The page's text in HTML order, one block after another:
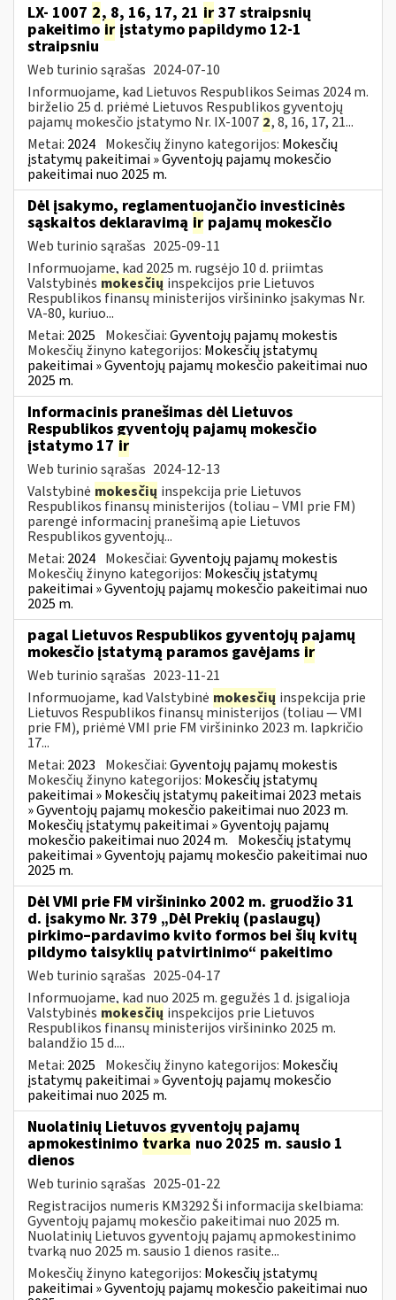
LX- 1007 2, 8, 16, 17, 21 ir 37 straipsnių
pakeitimo ir įstatymo papildymo 12-1
straipsniu
Web turinio sąrašas 2024-07-10
Informuojame, kad Lietuvos Respublikos Seimas 2024 m.
birželio 25 d. priėmė Lietuvos Respublikos gyventojų
pajamų mokesčio įstatymo Nr. IX-1007 2, 8, 16, 17, 21...
Metai: 2024 Mokesčių žinyno kategorijos: Mokesčių
įstatymų pakeitimai » Gyventojų pajamų mokesčio
pakeitimai nuo 2025 m.
Dėl įsakymo, reglamentuojančio investicinės
sąskaitos deklaravimą ir pajamų mokesčio
Web turinio sąrašas 2025-09-11
Informuojame, kad 2025 m. rugsėjo 10 d. priimtas
Valstybinės mokesčių inspekcijos prie Lietuvos
Respublikos finansų ministerijos viršininko įsakymas Nr.
VA-80, kuriuo...
Metai: 2025 Mokesčiai:Gyventojų pajamų mokestis
Mokesčių žinyno kategorijos: Mokesčių įstatymų
pakeitimai » Gyventojų pajamų mokesčio pakeitimai nuo
2025 m.
Informacinis pranešimas dėl Lietuvos
Respublikos gyventojų pajamų mokesčio
įstatymo 17 ir
Web turinio sąrašas 2024-12-13
Valstybinė mokesčių inspekcija prie Lietuvos
Respublikos finansų ministerijos (toliau – VMI prie FM)
parengė informacinį pranešimą apie Lietuvos
Respublikos gyventojų...
Metai: 2024 Mokesčiai:Gyventojų pajamų mokestis
Mokesčių žinyno kategorijos: Mokesčių įstatymų
pakeitimai » Gyventojų pajamų mokesčio pakeitimai nuo
2025 m.
pagal Lietuvos Respublikos gyventojų pajamų
mokesčio įstatymą paramos gavėjams ir
Web turinio sąrašas 2023-11-21
Informuojame, kad Valstybinė mokesčių inspekcija prie
Lietuvos Respublikos finansų ministerijos (toliau — VMI
prie FM), priėmė VMI prie FM viršininko 2023 m. lapkričio
17...
Metai: 2023 Mokesčiai:Gyventojų pajamų mokestis
Mokesčių žinyno kategorijos: Mokesčių įstatymų
pakeitimai » Mokesčių įstatymų pakeitimai 2023 metais
» Gyventojų pajamų mokesčio pakeitimai nuo 2023 m.
Mokesčių įstatymų pakeitimai » Gyventojų pajamų
mokesčio pakeitimai nuo 2024 m. Mokesčių įstatymų
pakeitimai » Gyventojų pajamų mokesčio pakeitimai nuo
2025 m.
Dėl VMI prie FM viršininko 2002 m. gruodžio 31
d. įsakymo Nr. 379 „Dėl Prekių (paslaugų)
pirkimo–pardavimo kvito formos bei šių kvitų
pildymo taisyklių patvirtinimo“ pakeitimo
Web turinio sąrašas 2025-04-17
Informuojame, kad nuo 2025 m. gegužės 1 d. įsigalioja
Valstybinės mokesčių inspekcijos prie Lietuvos
Respublikos finansų ministerijos viršininko 2025 m.
balandžio 15 d....
Metai: 2025 Mokesčių žinyno kategorijos: Mokesčių
įstatymų pakeitimai » Gyventojų pajamų mokesčio
pakeitimai nuo 2025 m.
Nuolatinių Lietuvos gyventojų pajamų
apmokestinimo tvarka nuo 2025 m. sausio 1
dienos
Web turinio sąrašas 2025-01-22
Registracijos numeris KM3292 Ši informacija skelbiama:
Gyventojų pajamų mokesčio pakeitimai nuo 2025 m.
Nuolatinių Lietuvos gyventojų pajamų apmokestinimo
tvarką nuo 2025 m. sausio 1 dienos rasite...
Mokesčių žinyno kategorijos: Mokesčių įstatymų
pakeitimai » Gyventojų pajamų mokesčio pakeitimai nuo